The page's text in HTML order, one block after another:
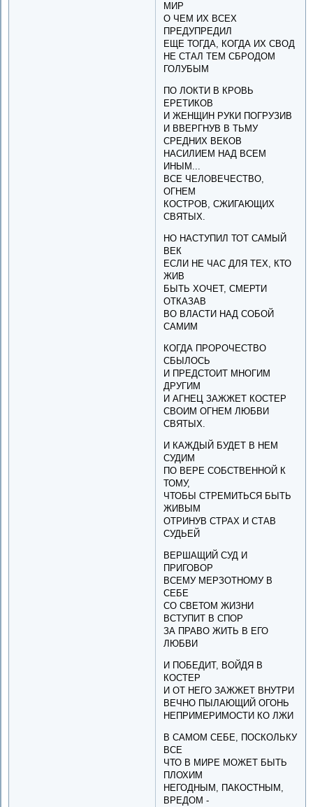
МИР
О ЧЕМ ИХ ВСЕХ
ПРЕДУПРЕДИЛ
ЕЩЕ ТОГДА, КОГДА ИХ СВОД
НЕ СТАЛ ТЕМ СБРОДОМ
ГОЛУБЫМ
ПО ЛОКТИ В КРОВЬ
ЕРЕТИКОВ
И ЖЕНЩИН РУКИ ПОГРУЗИВ
И ВВЕРГНУВ В ТЬМУ
СРЕДНИХ ВЕКОВ
НАСИЛИЕМ НАД ВСЕМ
ИНЫМ...
ВСЕ ЧЕЛОВЕЧЕСТВО,
ОГНЕМ
КОСТРОВ, СЖИГАЮЩИХ
СВЯТЫХ.
НО НАСТУПИЛ ТОТ САМЫЙ
ВЕК
ЕСЛИ НЕ ЧАС ДЛЯ ТЕХ, КТО
ЖИВ
БЫТЬ ХОЧЕТ, СМЕРТИ
ОТКАЗАВ
ВО ВЛАСТИ НАД СОБОЙ
САМИМ
КОГДА ПРОРОЧЕСТВО
СБЫЛОСЬ
И ПРЕДСТОИТ МНОГИМ
ДРУГИМ
И АГНЕЦ ЗАЖЖЕТ КОСТЕР
СВОИМ ОГНЕМ ЛЮБВИ
СВЯТЫХ.
И КАЖДЫЙ БУДЕТ В НЕМ
СУДИМ
ПО ВЕРЕ СОБСТВЕННОЙ К
ТОМУ,
ЧТОБЫ СТРЕМИТЬСЯ БЫТЬ
ЖИВЫМ
ОТРИНУВ СТРАХ И СТАВ
СУДЬЕЙ
ВЕРШАЩИЙ СУД И
ПРИГОВОР
ВСЕМУ МЕРЗОТНОМУ В
СЕБЕ
СО СВЕТОМ ЖИЗНИ
ВСТУПИТ В СПОР
ЗА ПРАВО ЖИТЬ В ЕГО
ЛЮБВИ
И ПОБЕДИТ, ВОЙДЯ В
КОСТЕР
И ОТ НЕГО ЗАЖЖЕТ ВНУТРИ
ВЕЧНО ПЫЛАЮЩИЙ ОГОНЬ
НЕПРИМЕРИМОСТИ КО ЛЖИ
В САМОМ СЕБЕ, ПОСКОЛЬКУ
ВСЕ
ЧТО В МИРЕ МОЖЕТ БЫТЬ
ПЛОХИМ
НЕГОДНЫМ, ПАКОСТНЫМ,
ВРЕДОМ -